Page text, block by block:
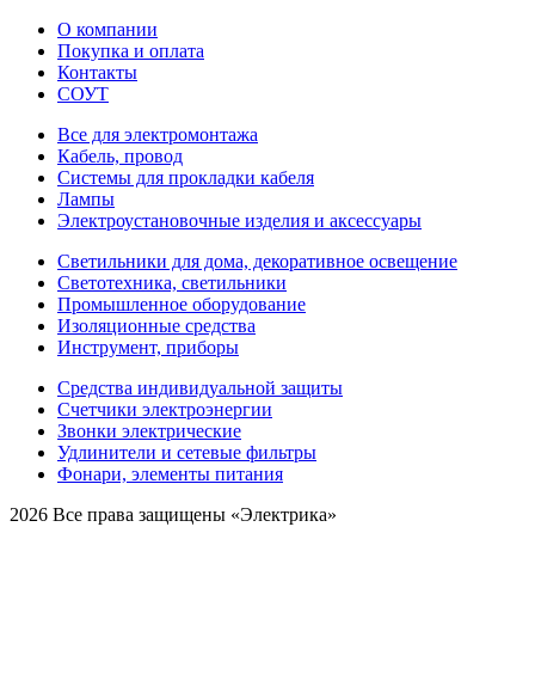
О компании
Покупка и оплата
Контакты
СОУТ
Все для электромонтажа
Кабель, провод
Системы для прокладки кабеля
Лампы
Электроустановочные изделия и аксессуары
Светильники для дома, декоративное освещение
Светотехника, светильники
Промышленное оборудование
Изоляционные средства
Инструмент, приборы
Средства индивидуальной защиты
Счетчики электроэнергии
Звонки электрические
Удлинители и сетевые фильтры
Фонари, элементы питания
2026 Все права защищены «Электрика»